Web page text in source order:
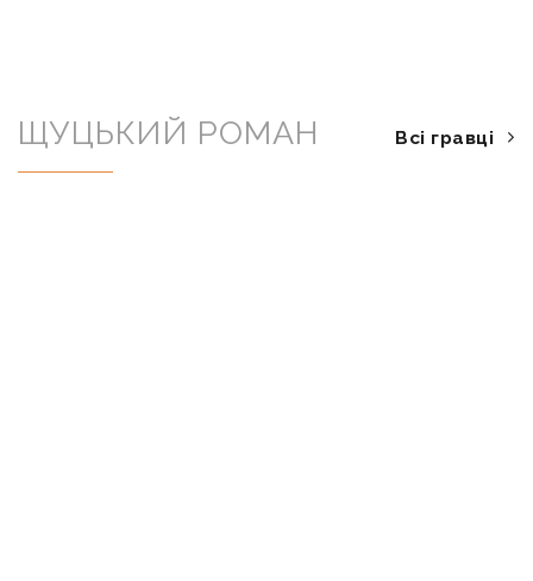
ЩУЦЬКИЙ РОМАН Всі гравці